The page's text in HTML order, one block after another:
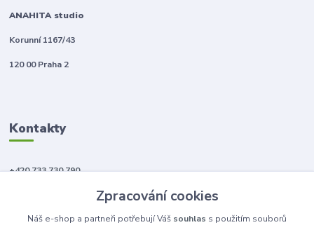
ANAHITA studio
Korunní 1167/43
120 00 Praha 2
Kontakty
+420 733 730 790
Zpracování cookies
Náš e-shop a partneři potřebují Váš souhlas s použitím souborů